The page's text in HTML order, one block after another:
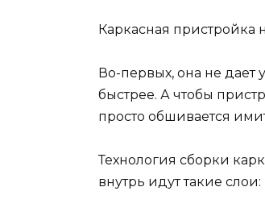
Каркасная пристройка
Во-первых, она не дает
быстрее. А чтобы
просто обшивается
Технология сборки
внутрь идут такие слои: